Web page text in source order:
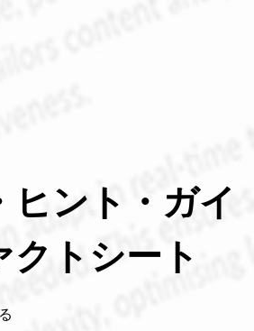
ヒント・ガイ
クトシート